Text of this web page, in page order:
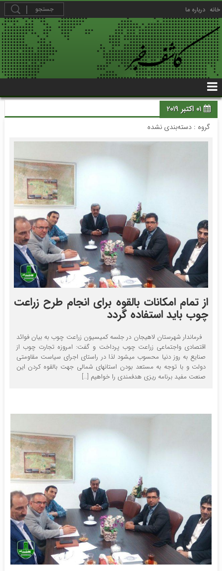
خانه درباره ما
01 اکتبر 2019
گروه : دسته‌بندی نشده
از تمام امکانات بالقوه برای انجام طرح زراعت
چوب باید استفاده گردد
فرماندار شهرستان لاهیجان در جلسه کمیسیون زراعت چوب به بیان فوائد
اقتصادی واجتماعی زراعت چوب پرداخت و گفت: امروزه تجارت چوب از
صنایع به روز دنیا محسوب میشود لذا در راستای اجرای سیاست مقاومتی
دولت و با توجه به مستعد بودن استانهای شمالی جهت بالقوه کردن این
صنعت مفید برنامه ریزی هدفمندی را خواهیم […]